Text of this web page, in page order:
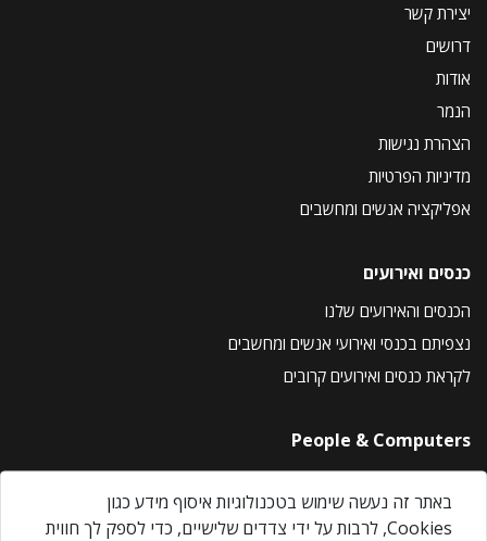
יצירת קשר
דרושים
אודות
הנמר
הצהרת נגישות
מדיניות הפרטיות
אפליקציה אנשים ומחשבים
כנסים ואירועים
הכנסים והאירועים שלנו
נצפיתם בכנסי ואירועי אנשים ומחשבים
לקראת כנסים ואירועים קרובים
People & Computers
About Us
Privacy Policy
באתר זה נעשה שימוש בטכנולוגיות איסוף מידע כגון
Cookies, לרבות על ידי צדדים שלישיים, כדי לספק לך חווית